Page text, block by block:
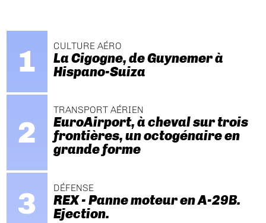
CULTURE AÉRO
La Cigogne, de Guynemer à
Hispano-Suiza
TRANSPORT AÉRIEN
EuroAirport, à cheval sur trois
frontières, un octogénaire en
grande forme
DÉFENSE
REX - Panne moteur en A-29B.
Ejection.